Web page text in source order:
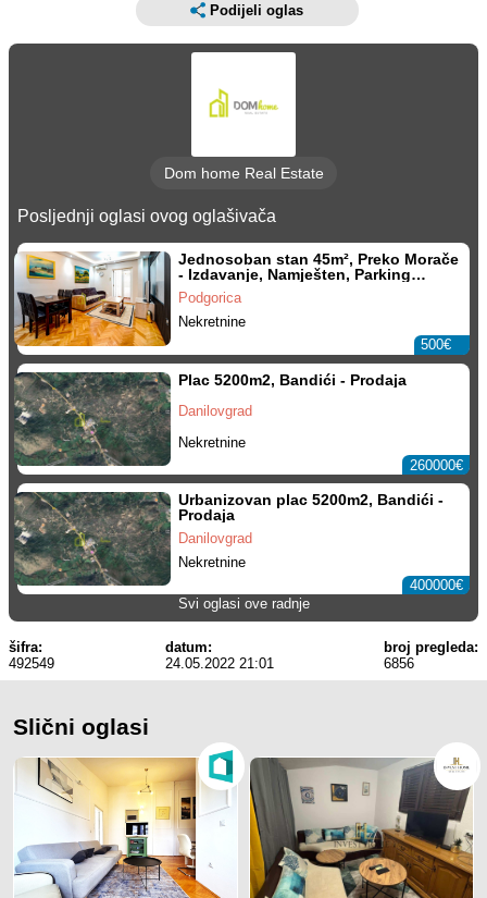
Podijeli oglas
Dom home Real Estate
Posljednji oglasi ovog oglašivača
Jednosoban stan 45m², Preko Morače
- Izdavanje, Namješten, Parking
mjesto
Podgorica
Nekretnine
500€
Plac 5200m2, Bandići - Prodaja
Danilovgrad
Nekretnine
260000€
Urbanizovan plac 5200m2, Bandići -
Prodaja
Danilovgrad
Nekretnine
400000€
Svi oglasi ove radnje
šifra:
492549
datum:
24.05.2022 21:01
broj pregleda:
6856
Slični oglasi